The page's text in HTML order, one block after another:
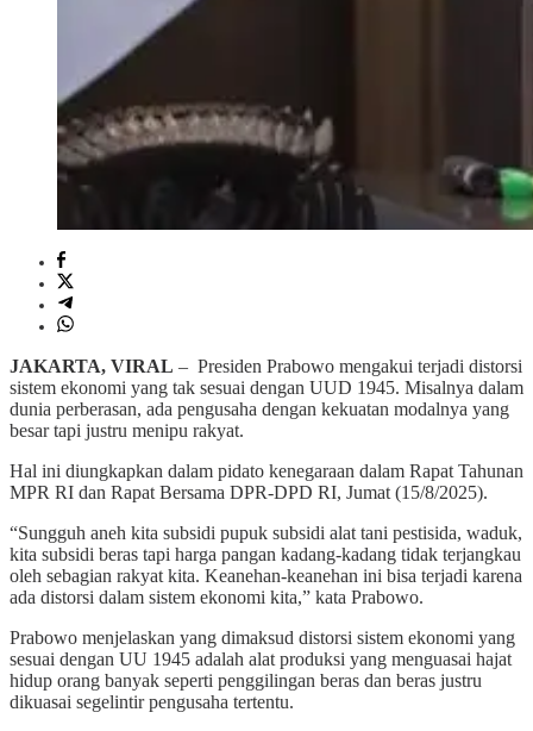
JAKARTA, VIRAL – Presiden Prabowo mengakui terjadi distorsi
sistem ekonomi yang tak sesuai dengan UUD 1945. Misalnya dalam
dunia perberasan, ada pengusaha dengan kekuatan modalnya yang
besar tapi justru menipu rakyat.
Hal ini diungkapkan dalam pidato kenegaraan dalam Rapat Tahunan
MPR RI dan Rapat Bersama DPR-DPD RI, Jumat (15/8/2025).
“Sungguh aneh kita subsidi pupuk subsidi alat tani pestisida, waduk,
kita subsidi beras tapi harga pangan kadang-kadang tidak terjangkau
oleh sebagian rakyat kita. Keanehan-keanehan ini bisa terjadi karena
ada distorsi dalam sistem ekonomi kita,” kata Prabowo.
Prabowo menjelaskan yang dimaksud distorsi sistem ekonomi yang
sesuai dengan UU 1945 adalah alat produksi yang menguasai hajat
hidup orang banyak seperti penggilingan beras dan beras justru
dikuasai segelintir pengusaha tertentu.